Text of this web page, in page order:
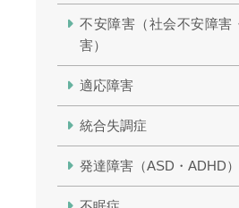
不安障害（社会不安障害
害）
適応障害
統合失調症
発達障害（ASD・ADHD）